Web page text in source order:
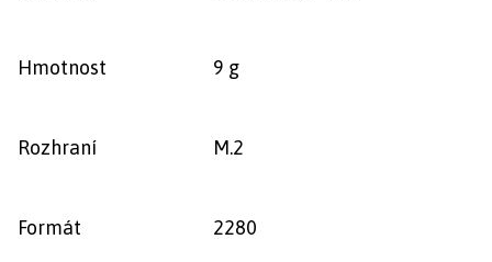
Hmotnost 9 g
Rozhraní M.2
Formát 2280